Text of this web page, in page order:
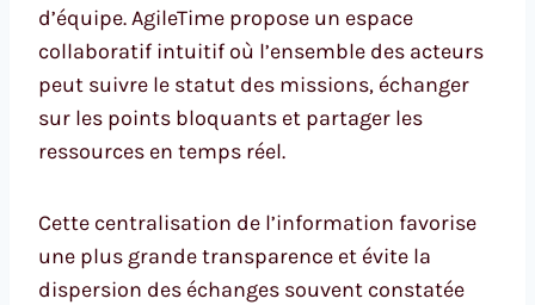
d’équipe. AgileTime propose un espace
collaboratif intuitif où l’ensemble des acteurs
peut suivre le statut des missions, échanger
sur les points bloquants et partager les
ressources en temps réel.
Cette centralisation de l’information favorise
une plus grande transparence et évite la
dispersion des échanges souvent constatée